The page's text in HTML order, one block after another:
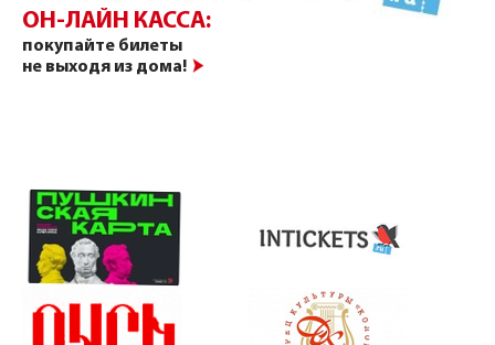
ОН-ЛАЙН КАССА:
покупайте билеты
не выходя из дома!